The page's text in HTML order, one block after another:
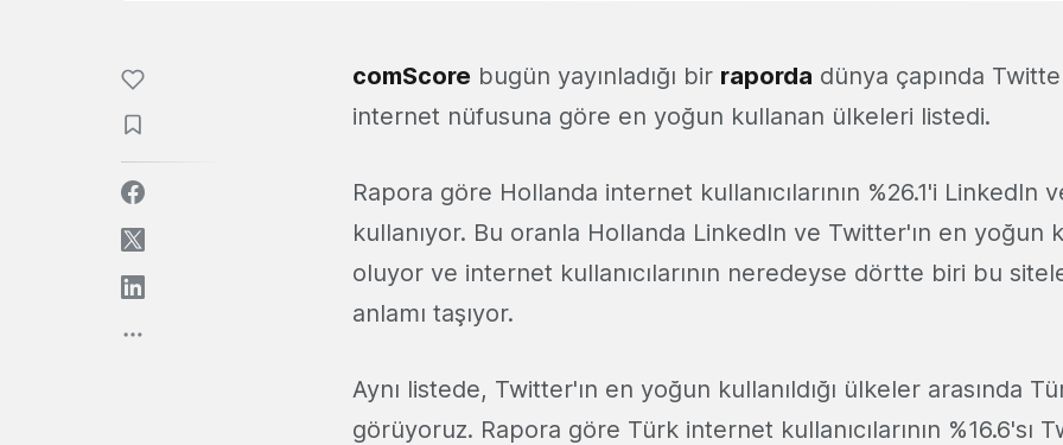
comScore bugün yayınladığı bir raporda dünya çapında
internet nüfusuna göre en yoğun kullanan ülkeleri listedi.
Rapora göre Hollanda internet kullanıcılarının %26.1'i LinkedIn
kullanıyor. Bu oranla Hollanda LinkedIn ve Twitter'ın en yoğun
oluyor ve internet kullanıcılarının neredeyse dörtte biri bu
anlamı taşıyor.
Aynı listede, Twitter'ın en yoğun kullanıldığı ülkeler arasında
görüyoruz. Rapora göre Türk internet kullanıcılarının %16.6'sı